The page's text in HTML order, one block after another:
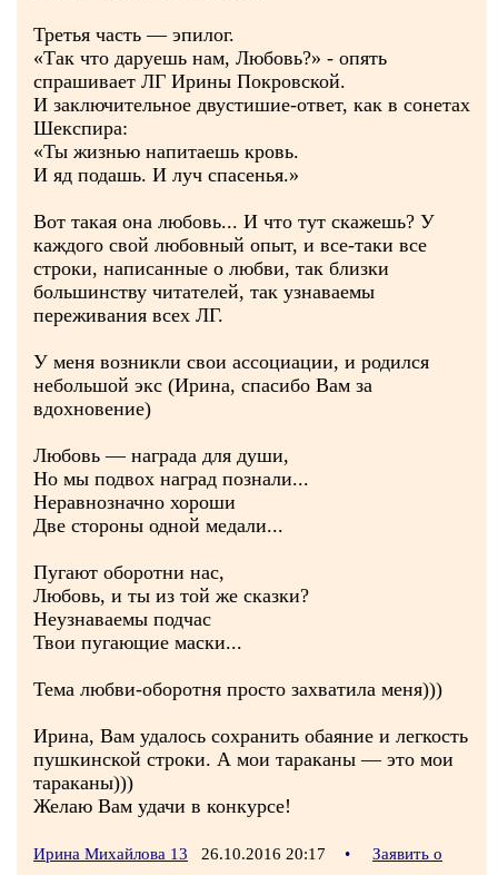
Третья часть — эпилог.
«Так что даруешь нам, Любовь?» - опять
спрашивает ЛГ Ирины Покровской.
И заключительное двустишие-ответ, как в сонетах
Шекспира:
«Ты жизнью напитаешь кровь.
И яд подашь. И луч спасенья.»
Вот такая она любовь... И что тут скажешь? У
каждого свой любовный опыт, и все-таки все
строки, написанные о любви, так близки
большинству читателей, так узнаваемы
переживания всех ЛГ.
У меня возникли свои ассоциации, и родился
небольшой экс (Ирина, спасибо Вам за
вдохновение)
Любовь — награда для души,
Но мы подвох наград познали...
Неравнозначно хороши
Две стороны одной медали...
Пугают оборотни нас,
Любовь, и ты из той же сказки?
Неузнаваемы подчас
Твои пугающие маски...
Тема любви-оборотня просто захватила меня)))
Ирина, Вам удалось сохранить обаяние и легкость
пушкинской строки. А мои тараканы — это мои
тараканы)))
Желаю Вам удачи в конкурсе!
Ирина Михайлова 13 26.10.2016 20:17 •
Заявить о